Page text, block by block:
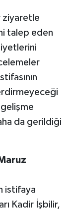
ziyaretle
talep eden
da gerildiği
istifaya
Kadir İşbilir,